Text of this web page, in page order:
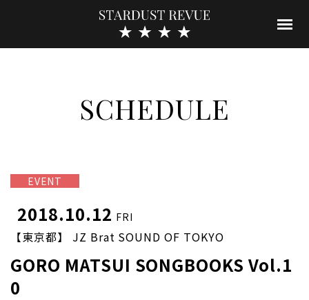
SCHEDULE
EVENT
2018.10.12 FRI
【東京都】 JZ Brat SOUND OF TOKYO
GORO MATSUI SONGBOOKS Vol.1
0